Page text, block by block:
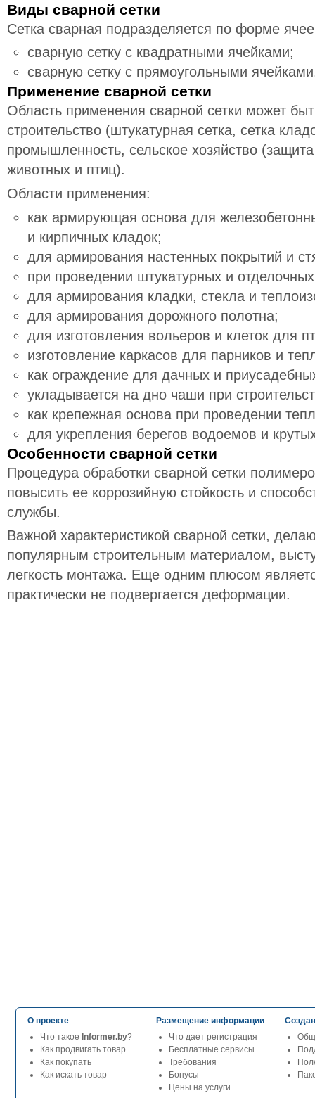
Виды сварной сетки
Сетка сварная подразделяется по форме
сварную сетку с квадратными ячейками;
сварную сетку с прямоугольными
Применение сварной сетки
Область применения сварной сетки может
строительство (штукатурная сетка, сетка
промышленность, сельское хозяйство
животных и птиц).
Области применения:
как армирующая основа для
и кирпичных кладок;
для армирования настенных покрытий и
при проведении штукатурных и
для армирования кладки, стекла и
для армирования дорожного полотна;
для изготовления вольеров и клеток для
изготовление каркасов для парников и
как ограждение для дачных и
укладывается на дно чаши при
как крепежная основа при проведении
для укрепления берегов водоемов и
Особенности сварной сетки
Процедура обработки сварной сетки
повысить ее коррозийную стойкость и
службы.
Важной характеристикой сварной сетки,
популярным строительным материалом,
легкость монтажа. Еще одним плюсом
практически не подвергается деформации.
О проекте
Что такое Informer.by?
Как продвигать товар
Как покупать
Как искать товар
Размещение информации
Что дает регистрация
Бесплатные сервисы
Требования
Бонусы
Цены на услуги